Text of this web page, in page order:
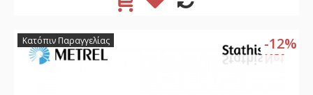
-12%
Κατόπιν Παραγγελίας